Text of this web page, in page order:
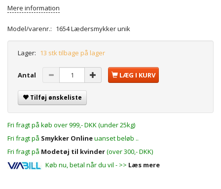
Mere information
Model/varenr.: 1654 Lædersmykker unik
Lager: 13 stk tilbage på lager
Antal LÆG I KURV
Tilføj ønskeliste
Fri fragt på køb over 999,- DKK (under 25kg)
Fri fragt på Smykker Onlineuanset beløb ..
Fri fragt på Modetøj til kvinder(over 300,- DKK)
Køb nu, betal når du vil - >> Læs mere